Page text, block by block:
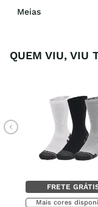
Meias
QUEM VIU, VIU
FRETE
Mais cores